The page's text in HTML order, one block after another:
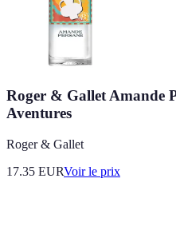
Roger & Gallet Amande
Aventures
Roger & Gallet
17.35 EURVoir le prix